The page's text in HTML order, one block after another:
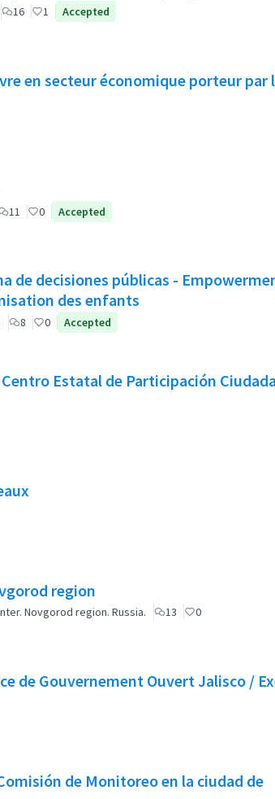
16 1 Accepted
en secteur économique porteur par
11 0 Accepted
de decisiones públicas -
des enfants
8 0 Accepted
Estatal de Participación
region
Novgorod region. Russia. 13 0
de Gouvernement Ouvert Jalisco /
de Monitoreo en la ciudad de